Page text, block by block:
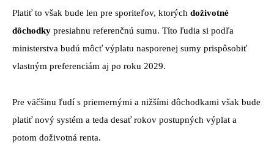
Platiť to však bude len pre sporiteľov, ktorých doživotné
dôchodky presiahnu referenčnú sumu. Títo ľudia si podľa
ministerstva budú môcť výplatu nasporenej sumy prispôsobiť
vlastným preferenciám aj po roku 2029.
Pre väčšinu ľudí s priemernými a nižšími dôchodkami však bude
platiť nový systém a teda desať rokov postupných výplat a
potom doživotná renta.